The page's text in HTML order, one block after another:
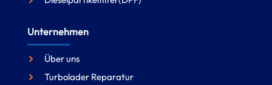
Unternehmen
Über uns
Turbolader Reparatur